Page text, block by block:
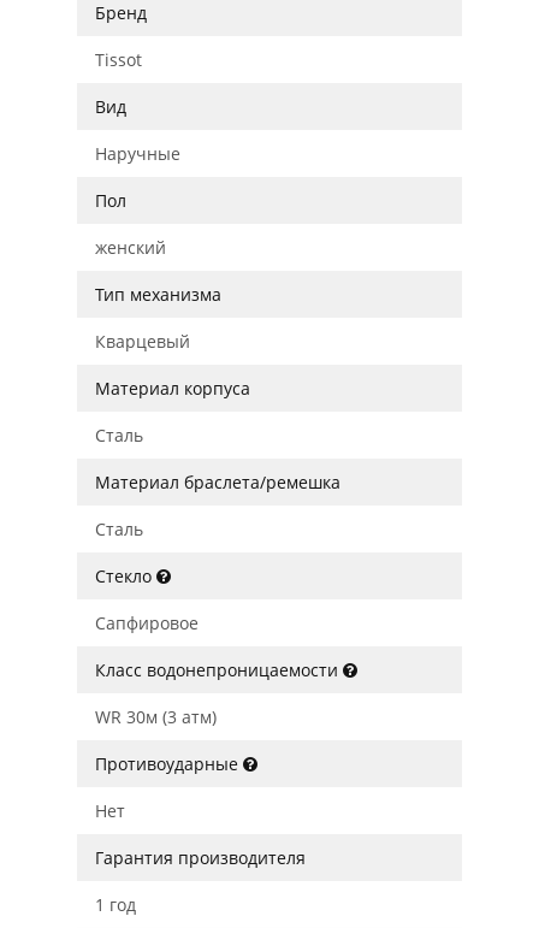
Бренд
Tissot
Вид
Наручные
Пол
женский
Тип механизма
Кварцевый
Материал корпуса
Сталь
Материал браслета/ремешка
Сталь
Стекло
Сапфировое
Класс водонепроницаемости
WR 30м (3 атм)
Противоударные
Нет
Гарантия производителя
1 год